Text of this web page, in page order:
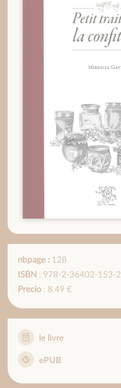
nbpage : 128
ISBN : 978-2-36402-153-2
Precio : 8.49 €
le livre
ePUB